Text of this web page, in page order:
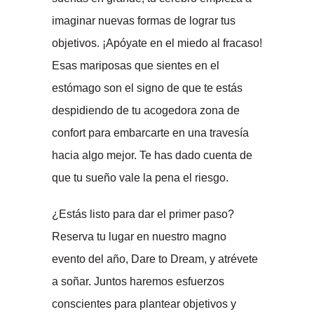
imaginar nuevas formas de lograr tus
objetivos. ¡Apóyate en el miedo al fracaso!
Esas mariposas que sientes en el
estómago son el signo de que te estás
despidiendo de tu acogedora zona de
confort para embarcarte en una travesía
hacia algo mejor. Te has dado cuenta de
que tu sueño vale la pena el riesgo.
¿Estás listo para dar el primer paso?
Reserva tu lugar en nuestro magno
evento del año, Dare to Dream, y atrévete
a soñar. Juntos haremos esfuerzos
conscientes para plantear objetivos y